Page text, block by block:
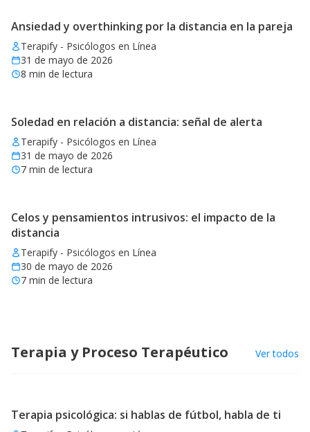
Ansiedad y overthinking por la distancia en la pareja
Terapify - Psicólogos en Línea
31 de mayo de 2026
8 min de lectura
Soledad en relación a distancia: señal de alerta
Terapify - Psicólogos en Línea
31 de mayo de 2026
7 min de lectura
Celos y pensamientos intrusivos: el impacto de la
distancia
Terapify - Psicólogos en Línea
30 de mayo de 2026
7 min de lectura
Terapia y Proceso Terapéutico Ver todos
Terapia psicológica: si hablas de fútbol, habla de ti